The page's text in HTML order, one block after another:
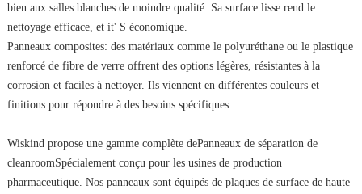
bien aux salles blanches de moindre qualité. Sa surface lisse rend le
nettoyage efficace, et it' S économique.
Panneaux composites: des matériaux comme le polyuréthane ou le plastique
renforcé de fibre de verre offrent des options légères, résistantes à la
corrosion et faciles à nettoyer. Ils viennent en différentes couleurs et
finitions pour répondre à des besoins spécifiques.
Wiskind propose une gamme complète dePanneaux de séparation de
cleanroomSpécialement conçu pour les usines de production
pharmaceutique. Nos panneaux sont équipés de plaques de surface de haute